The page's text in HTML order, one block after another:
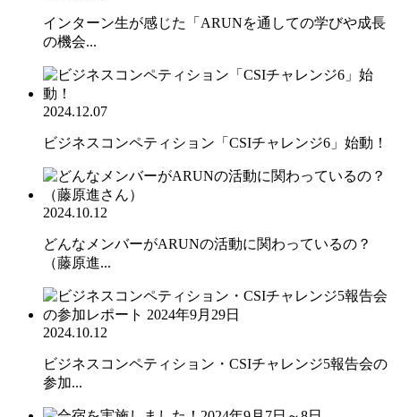
インターン生が感じた「ARUNを通しての学びや成長
の機会...
2024.12.07
ビジネスコンペティション「CSIチャレンジ6」始動！
2024.10.12
どんなメンバーがARUNの活動に関わっているの？
（藤原進...
2024.10.12
ビジネスコンペティション・CSIチャレンジ5報告会の
参加...